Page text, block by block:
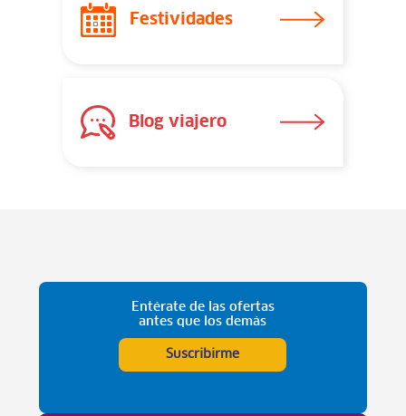
Festividades
Blog viajero
Entérate de las ofertas
antes que los demás
Suscribirme